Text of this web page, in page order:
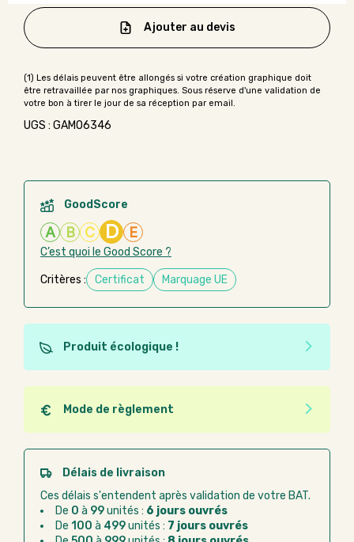
Ajouter au devis
UGS : GAMO6346
GoodScore
A B C D E
C’est quoi le Good Score ?
Critères : Certificat Marquage UE
Produit écologique !
Ce produit est éco-conçu, il a été fabriqué à partir de
matériaux recyclés ou recyclables. Ces produits
peuvent plus facilement obtenir une seconde vie
après utilisation. L'origine de fabrication du produit
n'entre pas dans les critères d'éco-conception.
Mode de règlement
Quel que soit le mode de règlement, vous pouvez
passer commande en ligne sur Good Act.
Paiement CB :paiement sécurisé par carte
Virement bancaire :règlement sur facture
après la commande
Délais de livraison
Ces délais s'entendent après validation de votre BAT.
De 0 à 99unités : 6 jours ouvrés
De 100 à 499unités : 7 jours ouvrés